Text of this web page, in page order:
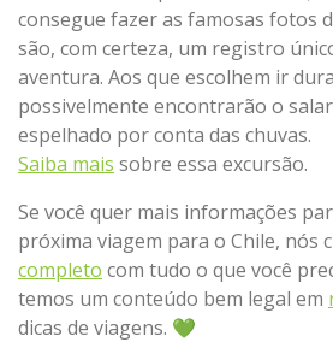
consegue fazer as famosas fotos
são, com certeza, um registro
aventura. Aos que escolhem ir
possivelmente encontrarão o
espelhado por conta das chuvas.
Saiba mais sobre essa excursão.
Se você quer mais informações
próxima viagem para o Chile, nós
completo com tudo o que você
temos um conteúdo bem legal em
dicas de viagens. 💚